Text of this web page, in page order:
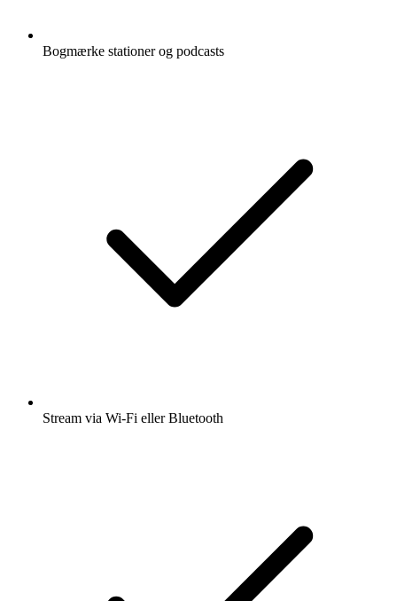
Bogmærke stationer og podcasts
Stream via Wi-Fi eller Bluetooth